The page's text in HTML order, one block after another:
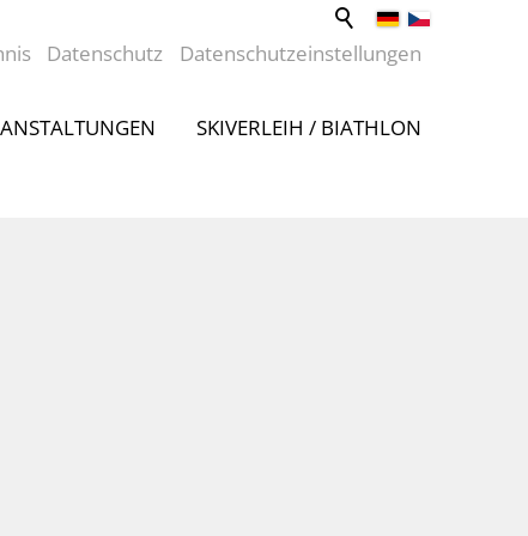
Datenschutz Datenschutzeinstellungen
SKIVERLEIH / BIATHLON